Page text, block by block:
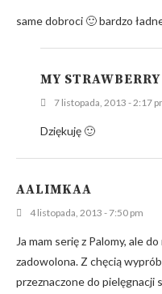
same dobroci 🙂 bardzo
MY
7 listopada, 2013 - 2:17
Dziękuję 🙂
AALIMKAA
4 listopada, 2013 - 7:50 pm
Ja mam serię z Palomy, ale
zadowolona. Z chęcią
przeznaczone do pielęgnacji